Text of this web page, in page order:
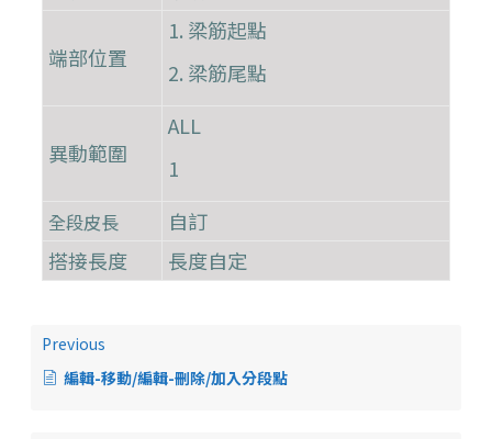
端部位置
1. 梁筋起點
2. 梁筋尾點
異動範圍
ALL
1
全段皮長
自訂
搭接長度
長度自定
Previous
編輯-移動/編輯-刪除/加入分段點